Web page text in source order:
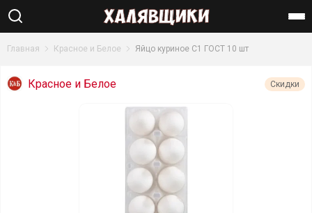
Главная Красное и Белое Яйцо куриное С1 ГОСТ 10 шт
Красное и Белое Скидки